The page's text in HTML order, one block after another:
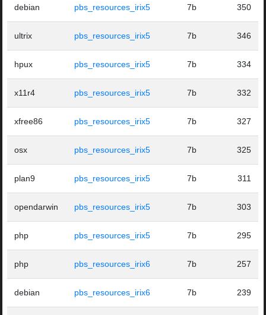
debian pbs_resources_irix5 7b 350
ultrix pbs_resources_irix5 7b 346
hpux pbs_resources_irix5 7b 334
x11r4 pbs_resources_irix5 7b 332
xfree86 pbs_resources_irix5 7b 327
osx pbs_resources_irix5 7b 325
plan9 pbs_resources_irix5 7b 311
opendarwin pbs_resources_irix5 7b 303
php pbs_resources_irix5 7b 295
php pbs_resources_irix6 7b 257
debian pbs_resources_irix6 7b 239